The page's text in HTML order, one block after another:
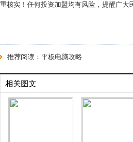
重核实！任何投资加盟均有风险，提醒广大
推荐阅读： 平板电脑攻略
相关图文